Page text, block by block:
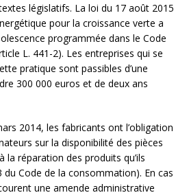
législatifs. La loi du 17 août 2015
pour la croissance verte a
programmée dans le Code
L. 441-2). Les entreprises qui se
pratique sont passibles d’une
300 000 euros et de deux ans
2014, les fabricants ont l’obligation
sur la disponibilité des pièces
la réparation des produits qu’ils
du Code de la consommation). En cas
une amende administrative